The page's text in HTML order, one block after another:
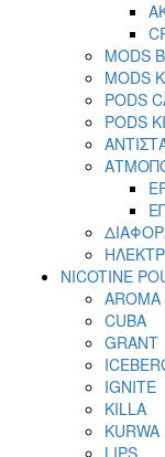
MODS
MODS
PODS
PODS
NICOTINE
AROMA
CUBA
GRANT
IGNITE
KILLA
KURWA
LIPS